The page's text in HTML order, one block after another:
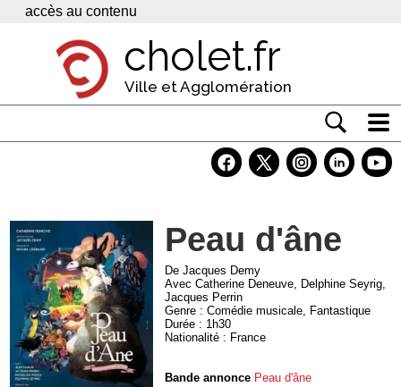
Panneau de gestion des cookies
accès au contenu
cholet.fr
Ville et Agglomération
Economie
Services
Contacts
Peau d'âne
De Jacques Demy
Avec Catherine Deneuve, Delphine Seyrig,
Jacques Perrin
Genre : Comédie musicale, Fantastique
Durée : 1h30
Nationalité : France
Bande annonce Peau d'âne